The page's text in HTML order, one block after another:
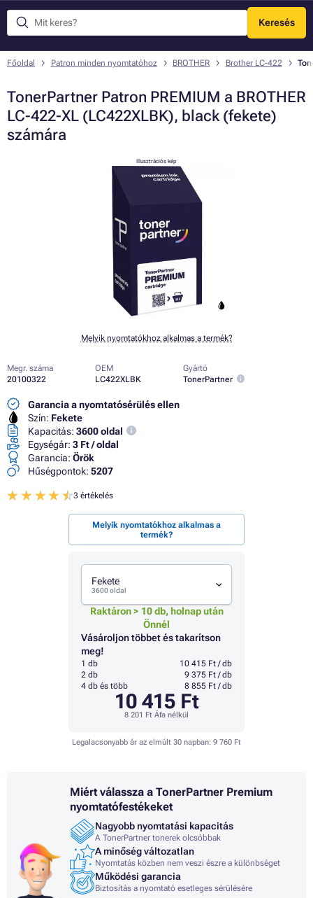
Keresés
Menü
Főoldal Patron minden nyomtatóhoz BROTHER Brother LC-422
TonerPartner Patron PREMIUM a BROTHER
LC-422-XL (LC422XLBK), black (fekete)
számára
Illusztrációs kép
Melyik nyomtatókhoz alkalmas a termék?
Megr. száma
20100322
OEM
LC422XLBK
Gyártó
TonerPartner
Garancia a nyomtatósérülés ellen
Szín: Fekete
Kapacitás: 3600 oldal
Egységár: 3 Ft / oldal
Garancia: Örök
Hűségpontok: 5207
3 értékelés
Melyik nyomtatókhoz alkalmas a
termék?
Fekete
3600 oldal
Raktáron > 10 db, holnap után
Önnél
Vásároljon többet és takarítson
meg!
1 db
10 415 Ft / db
2 db
9 375 Ft / db
4 db és több
8 855 Ft / db
10 415 Ft
8 201 Ft Áfa nélkül
Legalacsonyabb ár az elmúlt 30 napban: 9 760 Ft
Miért válassza a TonerPartner Premium
nyomtatófestékeket
Nagyobb nyomtatási kapacitás
A TonerPartner tonerek olcsóbbak
A minőség változatlan
Nyomtatás közben nem veszi észre a különbséget
Működési garancia
Biztosítás a nyomtató esetleges sérülésére